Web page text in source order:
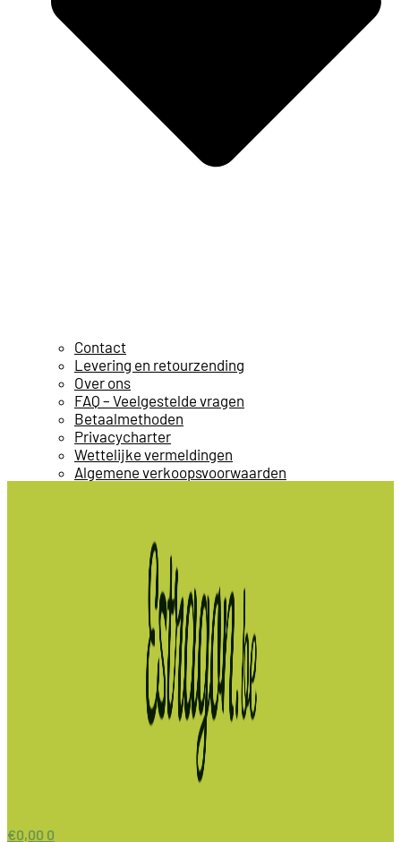
Contact
Levering en retourzending
Over ons
FAQ – Veelgestelde vragen
Betaalmethoden
Privacycharter
Wettelijke vermeldingen
Algemene verkoopsvoorwaarden
€0,00 0